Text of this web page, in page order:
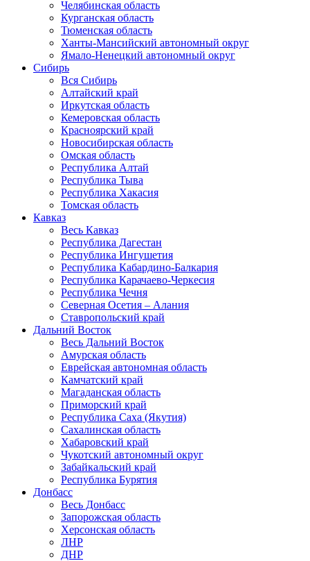
Челябинская область
Курганская область
Тюменская область
Ханты-Мансийский автономный округ
Ямало-Ненецкий автономный округ
Сибирь
Вся Сибирь
Алтайский край
Иркутская область
Кемеровская область
Красноярский край
Новосибирская область
Омская область
Республика Алтай
Республика Тыва
Республика Хакасия
Томская область
Кавказ
Весь Кавказ
Республика Дагестан
Республика Ингушетия
Республика Кабардино-Балкария
Республика Карачаево-Черкесия
Республика Чечня
Северная Осетия – Алания
Ставропольский край
Дальний Восток
Весь Дальний Восток
Амурская область
Еврейская автономная область
Камчатский край
Магаданская область
Приморский край
Республика Саха (Якутия)
Сахалинская область
Хабаровский край
Чукотский автономный округ
Забайкальский край
Республика Бурятия
Донбасс
Весь Донбасс
Запорожская область
Херсонская область
ЛНР
ДНР